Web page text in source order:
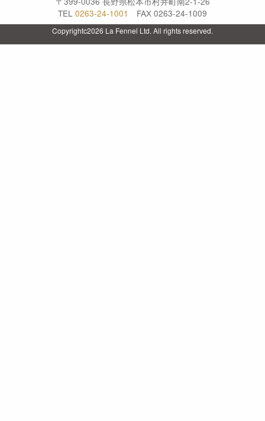
TEL 0263-24-1001 FAX 0263-24-1009
Copyrightc2026 La Fennel Ltd. All rights reserved.